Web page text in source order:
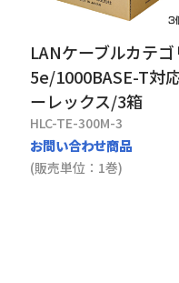
LANケーブルカテゴ
5e/1000BASE-T対
ーレックス/3箱
HLC-TE-300M-3
お問い合わせ商品
(販売単位：1巻)